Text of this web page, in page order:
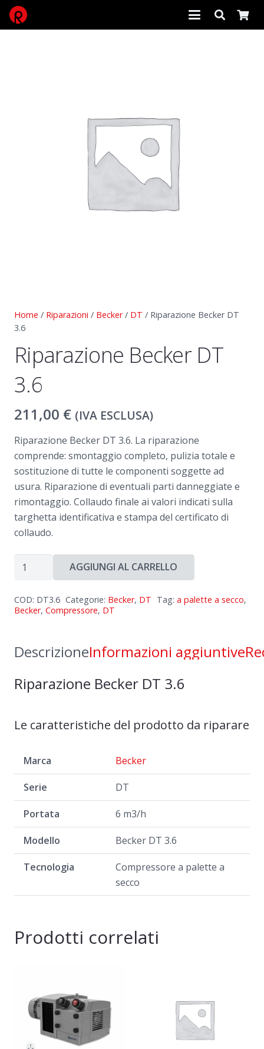
Home / Riparazioni / Becker/ DT / Riparazione Becker DT
3.6
Riparazione Becker DT
3.6
211,00 € (IVA ESCLUSA)
Riparazione Becker DT 3.6. La riparazione
comprende: smontaggio completo, pulizia totale e
sostituzione di tutte le componenti soggette ad
usura. Riparazione di eventuali parti danneggiate e
rimontaggio. Collaudo finale ai valori indicati sulla
targhetta identificativa e stampa del certificato di
collaudo.
Riparazione
3.6
AGGIUNGI AL CARRELLO
COD: DT3.6 Categorie: Becker, DT Tag: a palette a secco,
Becker, Compressore, DT
DescrizioneInformazioni aggiuntive
Riparazione Becker DT 3.6
Le caratteristiche del prodotto da riparare
Marca Becker
Serie DT
Portata 6 m3/h
Modello Becker DT 3.6
Tecnologia
Compressore a palette a
secco
Prodotti correlati